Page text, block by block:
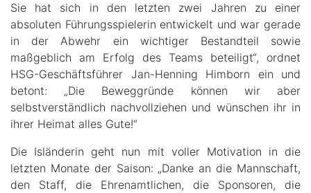
Sie hat sich in den letzten zwei Jahren zu einer
absoluten Führungsspielerin entwickelt und war gerade
in der Abwehr ein wichtiger Bestandteil sowie
maßgeblich am Erfolg des Teams beteiligt“, ordnet
HSG-Geschäftsführer Jan-Henning Himborn ein und
betont: „Die Beweggründe können wir aber
selbstverständlich nachvollziehen und wünschen ihr in
ihrer Heimat alles Gute!“
Die Isländerin geht nun mit voller Motivation in die
letzten Monate der Saison: „Danke an die Mannschaft,
den Staff, die Ehrenamtlichen, die Sponsoren, die